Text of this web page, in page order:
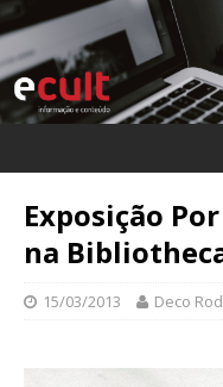
Exposição
na
15/03/2013 Deco